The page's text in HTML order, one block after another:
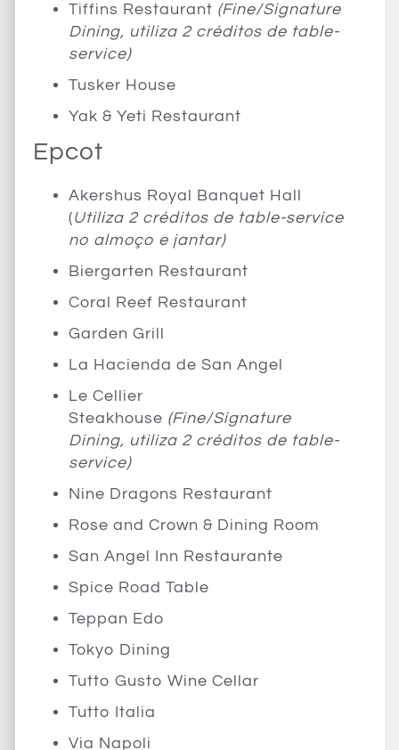
Tiffins Restaurant (Fine/Signature
Dining, utiliza 2 créditos de table-
service)
Tusker House
Yak & Yeti Restaurant
Epcot
Akershus Royal Banquet Hall
(Utiliza 2 créditos de table-service
no almoço e jantar)
Biergarten Restaurant
Coral Reef Restaurant
Garden Grill
La Hacienda de San Angel
Le Cellier
Steakhouse (Fine/Signature
Dining, utiliza 2 créditos de table-
service)
Nine Dragons Restaurant
Rose and Crown & Dining Room
San Angel Inn Restaurante
Spice Road Table
Teppan Edo
Tokyo Dining
Tutto Gusto Wine Cellar
Tutto Italia
Via Napoli